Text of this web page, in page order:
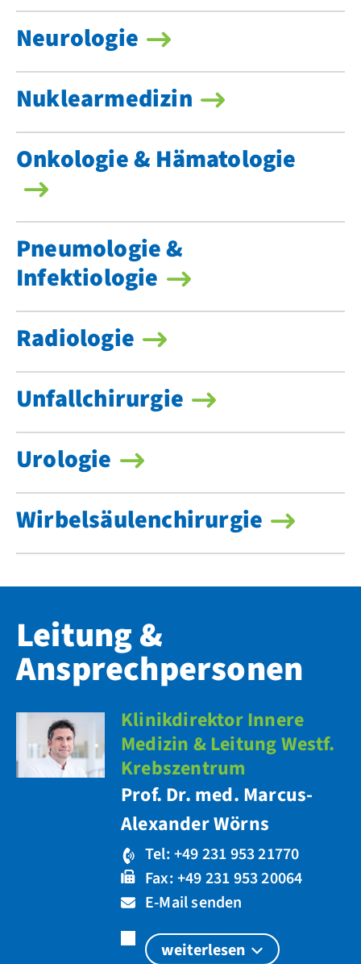
Neurologie
Nuklearmedizin
Onkologie & Hämatologie
Pneumologie &
Infektiologie
Radiologie
Unfallchirurgie
Urologie
Wirbelsäulenchirurgie
Leitung &
Ansprechpersonen
Klinikdirektor Innere
Medizin & Leitung Westf.
Krebszentrum
Prof. Dr. med. Marcus-
Alexander Wörns
Tel: +49 231 953 21770
Fax: +49 231 953 20064
E-Mail senden
weiterlesen